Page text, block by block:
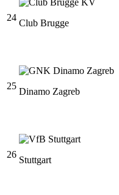
24
Club Brugge
25
Dinamo Zagreb
26
Stuttgart